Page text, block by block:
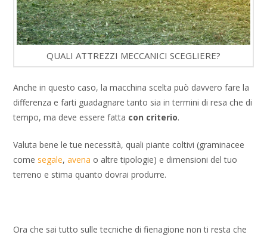
QUALI ATTREZZI MECCANICI SCEGLIERE?
Anche in questo caso, la macchina scelta può davvero fare la
differenza e farti guadagnare tanto sia in termini di resa che di
tempo, ma deve essere fatta con criterio.
Valuta bene le tue necessità, quali piante coltivi (graminacee
come segale,avena o altre tipologie) e dimensioni del tuo
terreno e stima quanto dovrai produrre.
Ora che sai tutto sulle tecniche di fienagione non ti resta che